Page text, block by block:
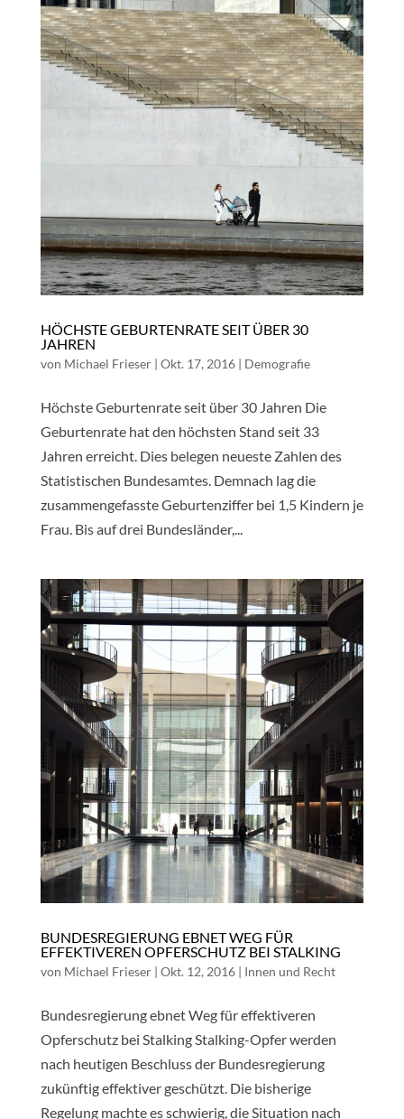
HÖCHSTE GEBURTENRATE SEIT ÜBER 30
JAHREN
von Michael Frieser| Okt. 17, 2016| Demografie
Höchste Geburtenrate seit über 30 Jahren Die
Geburtenrate hat den höchsten Stand seit 33
Jahren erreicht. Dies belegen neueste Zahlen des
Statistischen Bundesamtes. Demnach lag die
zusammengefasste Geburtenziffer bei 1,5 Kindern je
Frau.​ Bis auf drei Bundesländer,...
BUNDESREGIERUNG EBNET WEG FÜR
EFFEKTIVEREN OPFERSCHUTZ BEI STALKING
von Michael Frieser| Okt. 12, 2016| Innen und Recht
Bundesregierung ebnet Weg für effektiveren
Opferschutz bei Stalking Stalking-Opfer werden
nach heutigen Beschluss der Bundesregierung
zukünftig effektiver geschützt. Die bisherige
Regelung machte es schwierig, die Situation nach